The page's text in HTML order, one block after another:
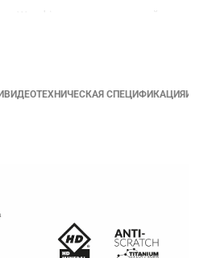
Woodric имеют уникальный
на 30% по сравнению с обычными
имеет размеры
ВИДЕОТЕХНИЧЕСКАЯ СПЕЦИФИКАЦИЯ